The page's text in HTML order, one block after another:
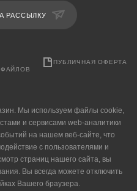
РАССЫЛКУ
ПУБЛИЧНАЯ ОФЕРТА
Мы используем файлы cookie,
и сервисами web-аналитики
на нашем веб-сайте, что
с пользователями и
страниц нашего сайта, вы
Вы всегда можете отключить
Вашего браузера.